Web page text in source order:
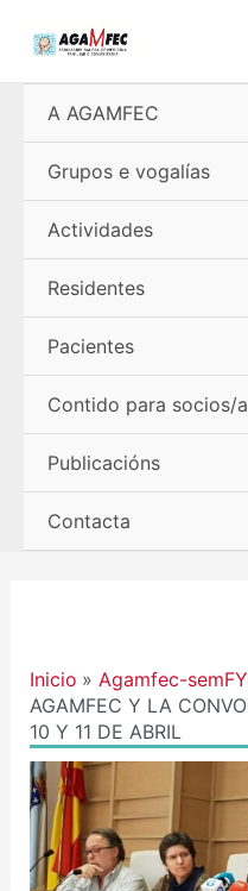
A AGAMFEC
Grupos e vogalías
Actividades
Residentes
Pacientes
Contido para socios/
Publicacións
Contacta
Inicio
Agamfec-
AGAMFEC Y LA
10 Y 11 DE ABRIL